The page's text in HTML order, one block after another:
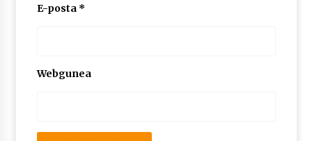
E-posta *
Webgunea